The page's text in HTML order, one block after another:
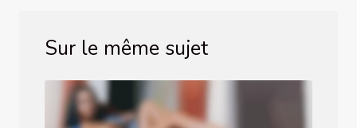
Sur le même sujet